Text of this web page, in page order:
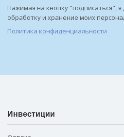
Нажимая на кнопку "подписаться", я
обработку и хранение моих
Политика конфиденциальности
Инвестиции